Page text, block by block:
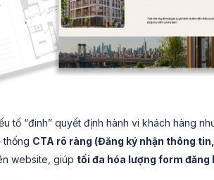
tố “đinh” quyết định hành vi khách hàng
thống CTA rõ ràng (Đăng ký nhận thông
website, giúp tối đa hóa lượng form đăng